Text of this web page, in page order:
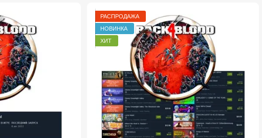
РАСПРОДАЖА
НОВИНКА
ХИТ